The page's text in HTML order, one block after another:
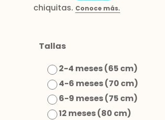
Tallas
2-4 meses (65 cm)
4-6 meses (70 cm)
6-9 meses (75 cm)
12 meses (80 cm)